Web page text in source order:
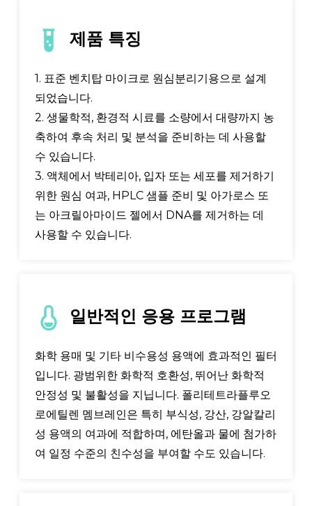
제품 특징
1. 표준 벤치탑 마이크로 원심분리기용으로 설계
되었습니다.
2. 생물학적, 환경적 시료를 소량에서 대량까지 농
축하여 후속 처리 및 분석을 준비하는 데 사용할
수 있습니다.
3. 액체에서 박테리아, 입자 또는 세포를 제거하기
위한 원심 여과, HPLC 샘플 준비 및 아가로스 또
는 아크릴아마이드 젤에서 DNA를 제거하는 데
사용할 수 있습니다.
일반적인 응용 프로그램
화학 용매 및 기타 비수용성 용액에 효과적인 필터
입니다. 광범위한 화학적 호환성, 뛰어난 화학적
안정성 및 불활성을 지닙니다. 폴리테트라플루오
로에틸렌 멤브레인은 특히 부식성, 강산, 강알칼리
성 용액의 여과에 적합하며, 에탄올과 물에 첨가하
여 일정 수준의 친수성을 부여할 수도 있습니다.